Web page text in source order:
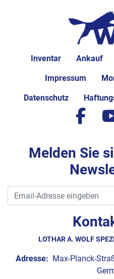
Inventar Ankauf
Impressum
Datenschutz
LOTHAR A. WOLF
Adresse: Max-Planck-
Melden Sie